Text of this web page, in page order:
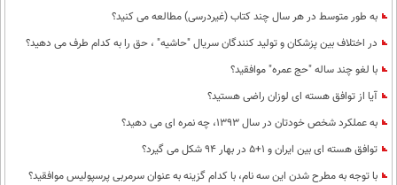
به طور متوسط در هر سال چند کتاب (غیردرسی) مطالعه می کنید؟
در اختلاف بین پزشکان و تولید کنندگان سریال "حاشیه" ، حق را به کدام طرف می دهید؟
با لغو چند ساله "حج عمره" موافقید؟
آیا از توافق هسته ای لوزان راضی هستید؟
به عملکرد شخص خودتان در سال 1393، چه نمره ای می دهید؟
توافق هسته ای بین ایران و 1+5 در بهار 94 شکل می گیرد؟
با توجه به مطرح شدن این سه نام، با کدام گزینه به عنوان سرمربی پرسپولیس موافقید؟